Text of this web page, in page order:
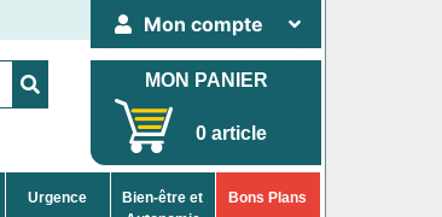
Mon compte
MON PANIER
0 article
Urgence
Bien-être et
Bons Plans